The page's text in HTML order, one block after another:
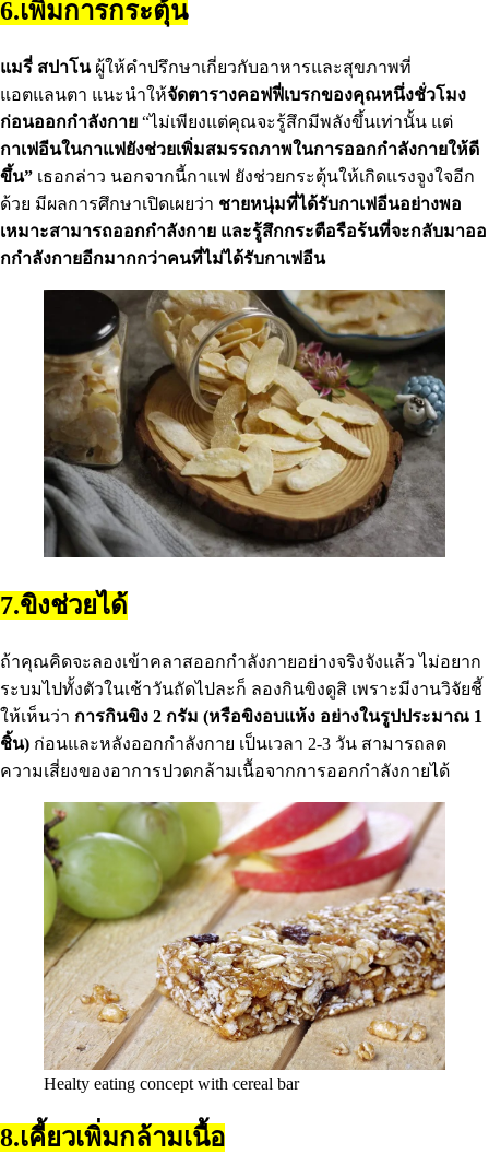
6.เพิ่มการกระตุ้น
แมรี่ สปาโนผู้ให้คําปรึกษาเกี่ยวกับอาหารและสุขภาพที่
แอตแลนตา แนะนําให้จัดตารางคอฟฟี่เบรกของคุณหนึ่งชั่วโมง
ก่อนออกกําลังกาย “ไม่เพียงแต่คุณจะรู้สึกมีพลังขึ้นเท่านั้น แต่
กาเฟอีนในกาแฟยังช่วยเพิ่มสมรรถภาพในการออกกําลังกายให้ดี
ขึ้น” เธอกล่าว นอกจากนี้กาแฟ ยังช่วยกระตุ้นให้เกิดแรงจูงใจอีก
ด้วย มีผลการศึกษาเปิดเผยว่า ชายหนุ่มที่ได้รับกาเฟอีนอย่างพอ
เหมาะสามารถออกกําลังกาย และรู้สึกกระตือรือร้นที่จะกลับมาออ
กกําลังกายอีกมากกว่าคนที่ไม่ได้รับกาเฟอีน
7.ขิงช่วยได้
ถ้าคุณคิดจะลองเข้าคลาสออกกําลังกายอย่างจริงจังแล้ว ไม่อยาก
ระบมไปทั้งตัวในเช้าวันถัดไปละก็ ลองกินขิงดูสิ เพราะมีงานวิจัยชี้
ให้เห็นว่า การกินขิง 2 กรัม (หรือขิงอบแห้ง อย่างในรูปประมาณ 1
ชิ้น) ก่อนและหลังออกกําลังกาย เป็นเวลา 2-3 วัน สามารถลด
ความเสี่ยงของอาการปวดกล้ามเนื้อจากการออกกําลังกายได้
Healty eating concept with cereal bar
8.เคี้ยวเพิ่มกล้ามเนื้อ